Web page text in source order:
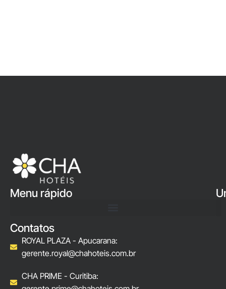
Menu rápido
Contatos
ROYAL PLAZA - Apucarana:
gerente.royal@chahoteis.com.br
CHA PRIME - Curitiba: